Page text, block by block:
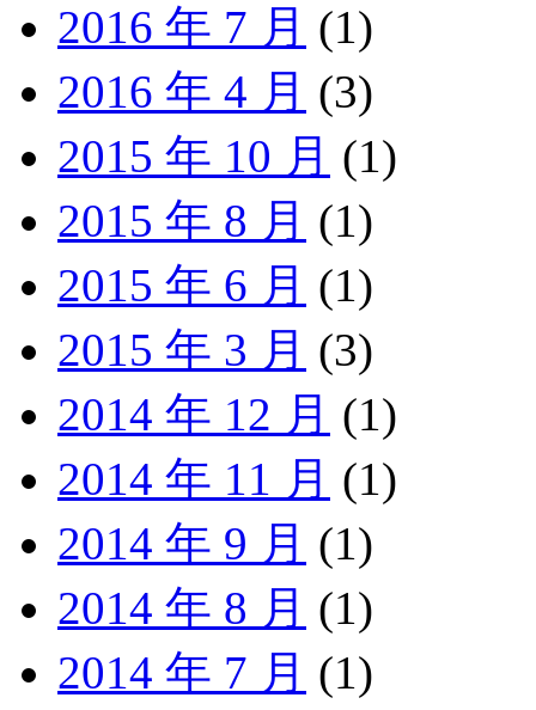
2016 年 7 月 (1)
2016 年 4 月 (3)
2015 年 10 月 (1)
2015 年 8 月 (1)
2015 年 6 月 (1)
2015 年 3 月 (3)
2014 年 12 月 (1)
2014 年 11 月 (1)
2014 年 9 月 (1)
2014 年 8 月 (1)
2014 年 7 月 (1)